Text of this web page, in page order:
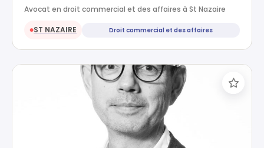
Avocat en droit commercial et des affaires à St Nazaire
●ST NAZAIRE Droit commercial et des affaires